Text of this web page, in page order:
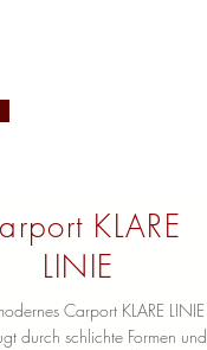
KLARE
LINIE
Carport KLARE LINIE
durch schlichte Formen und